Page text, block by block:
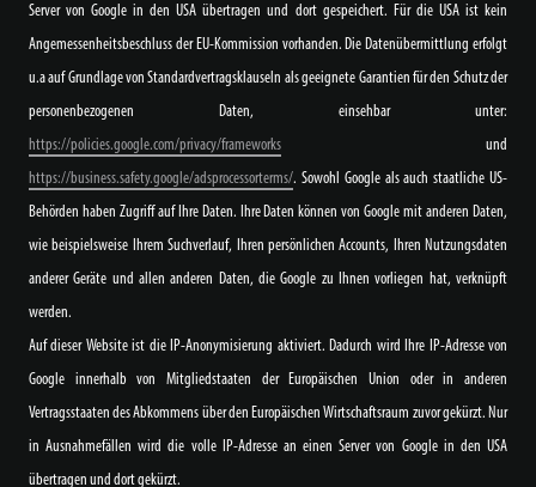
Server von Google in den USA übertragen und dort gespeichert. Für die USA ist kein
Angemessenheitsbeschluss der EU-Kommission vorhanden. Die Datenübermittlung erfolgt
u.a auf Grundlage von Standardvertragsklauseln als geeignete Garantien für den Schutz der
personenbezogenen Daten, einsehbar unter:
https://policies.google.com/privacy/frameworks und
https://business.safety.google/adsprocessorterms/. Sowohl Google als auch staatliche US-
Behörden haben Zugriff auf Ihre Daten. Ihre Daten können von Google mit anderen Daten,
wie beispielsweise Ihrem Suchverlauf, Ihren persönlichen Accounts, Ihren Nutzungsdaten
anderer Geräte und allen anderen Daten, die Google zu Ihnen vorliegen hat, verknüpft
werden.
Auf dieser Website ist die IP-Anonymisierung aktiviert. Dadurch wird Ihre IP-Adresse von
Google innerhalb von Mitgliedstaaten der Europäischen Union oder in anderen
Vertragsstaaten des Abkommens über den Europäischen Wirtschaftsraum zuvor gekürzt. Nur
in Ausnahmefällen wird die volle IP-Adresse an einen Server von Google in den USA
übertragen und dort gekürzt.